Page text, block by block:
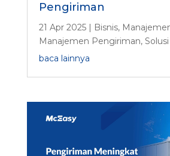
Pengiriman
21 Apr 2025| Bisnis,
Manajemen Pengiriman, Solusi
baca lainnya